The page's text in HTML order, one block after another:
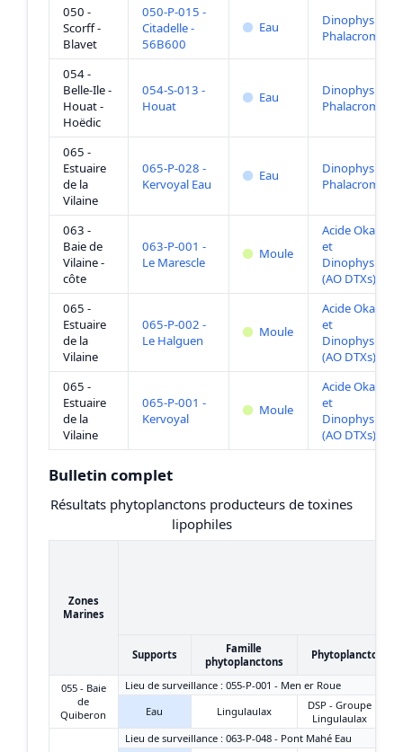
050 -
Scorff -
Blavet
050-P-015 -
Citadelle -
56B600
Eau
Dinophysis +
Phalacroma
054 -
Belle-Ile -
Houat -
Hoëdic
054-S-013 -
Houat
Eau
Dinophysis +
Phalacroma
065 -
Estuaire
de la
Vilaine
065-P-028 -
Kervoyal Eau
Eau
Dinophysis +
Phalacroma
063 -
Baie de
Vilaine -
côte
063-P-001 -
Le Marescle
Moule
Acide
et
(AO DTXs)
065 -
Estuaire
de la
Vilaine
065-P-002 -
Le Halguen
Moule
Acide
et
(AO DTXs)
065 -
Estuaire
de la
Vilaine
065-P-001 -
Kervoyal
Moule
Acide
et
(AO DTXs)
Bulletin complet
Résultats phytoplanctons producteurs de toxines
lipophiles
Zones
Marines
Supports
Famille
phytoplanctons
Phytoplanctons
055 - Baie
de
Quiberon
Lieu de surveillance : 055-P-001 - Men er Roue
Eau
Lingulaulax
DSP - Groupe
Lingulaulax
Lieu de surveillance : 063-P-048 - Pont Mahé Eau